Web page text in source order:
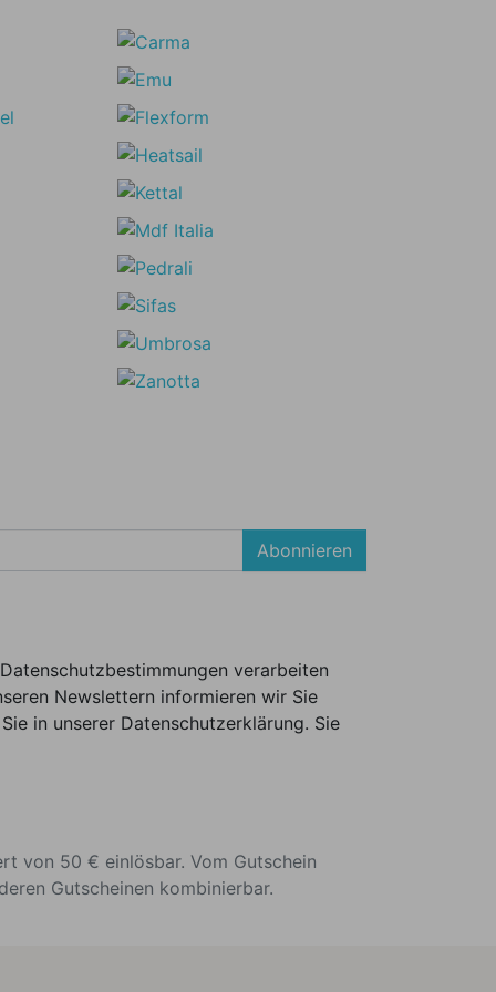
Abonnieren
verarbeiten
Newslettern informieren wir Sie
in unserer Datenschutzerklärung. Sie
von 50 € einlösbar. Vom Gutschein
Gutscheinen kombinierbar.